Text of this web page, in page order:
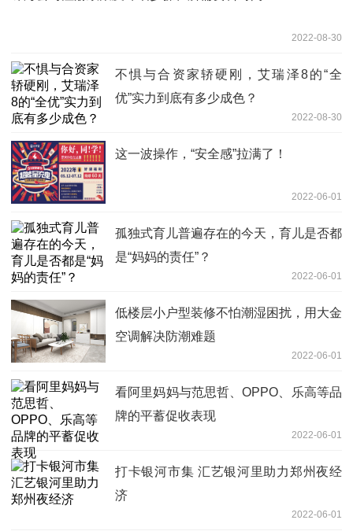
2022-08-30
不惧与合资家轿硬刚，艾瑞泽8的“全
优”实力到底有多少成色？
2022-08-30
这一波操作，“安全感”拉满了！
2022-06-01
孤独式育儿普遍存在的今天，育儿是否都
是“妈妈的责任”？
2022-06-01
低楼层小户型装修不怕潮湿困扰，用大金
空调解决防潮难题
2022-06-01
看阿里妈妈与范思哲、OPPO、乐高等品
牌的平蓄促收表现
2022-06-01
打卡银河市集 汇艺银河里助力郑州夜经
济
2022-06-01